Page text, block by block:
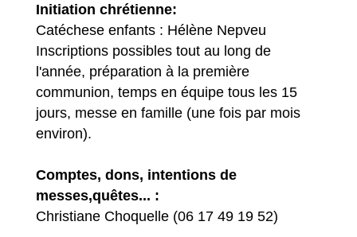
Initiation chrétienne:
Catéchese enfants : Hélène Nepveu
Inscriptions possibles tout au long de
l'année, préparation à la première
communion, temps en équipe tous les 15
jours, messe en famille (une fois par mois
environ).
Comptes, dons, intentions de
messes,quêtes... :
Christiane Choquelle (06 17 49 19 52)​​​​​​​